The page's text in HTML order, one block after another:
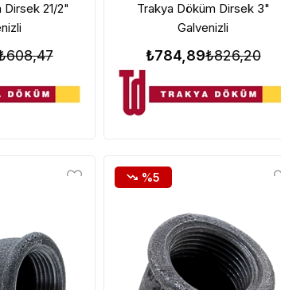
21/2"
Trakya Döküm Dirsek 3"
Galvenizli
₺784,89₺826,20
%5